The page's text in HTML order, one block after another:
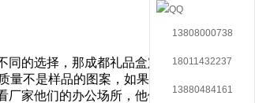
同的选择，那成都礼品盒定制厂家
不是样品的图案，如果有时间
家他们的办公场所，他们能不能
13808000738
18011432237
13880484161